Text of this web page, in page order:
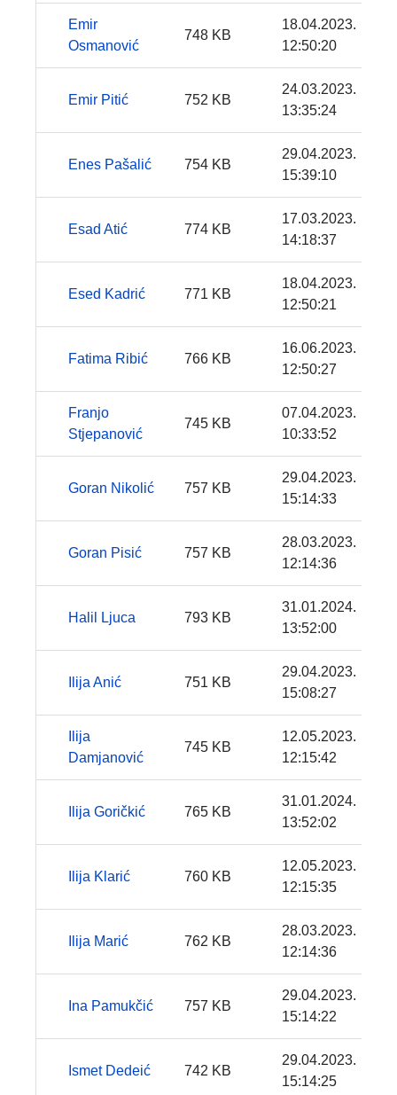
Emir
Osmanović
748 KB
18.04.2023.
12:50:20
Emir Pitić 752 KB
24.03.2023.
13:35:24
Enes Pašalić 754 KB
29.04.2023.
15:39:10
Esad Atić 774 KB
17.03.2023.
14:18:37
Esed Kadrić 771 KB
18.04.2023.
12:50:21
Fatima Ribić 766 KB
16.06.2023.
12:50:27
Franjo
Stjepanović
745 KB
07.04.2023.
10:33:52
Goran Nikolić 757 KB
29.04.2023.
15:14:33
Goran Pisić 757 KB
28.03.2023.
12:14:36
Halil Ljuca 793 KB
31.01.2024.
13:52:00
Ilija Anić 751 KB
29.04.2023.
15:08:27
Ilija
Damjanović
745 KB
12.05.2023.
12:15:42
Ilija Goričkić 765 KB
31.01.2024.
13:52:02
Ilija Klarić 760 KB
12.05.2023.
12:15:35
Ilija Marić 762 KB
28.03.2023.
12:14:36
Ina Pamukčić 757 KB
29.04.2023.
15:14:22
Ismet Dedeić 742 KB
29.04.2023.
15:14:25